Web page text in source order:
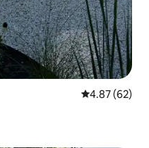
คะแนนเฉลี่ย
4.87 (62)